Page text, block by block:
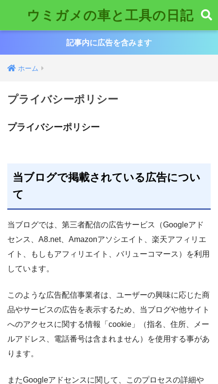
ウミガメの車と工具の日記
記事内に広告を含みます
ホーム
プライバシーポリシー
プライバシーポリシー
当ブログで掲載されている広告につい
て
当ブログでは、第三者配信の広告サービス（Googleアド
センス、A8.net、Amazonアソシエイト、楽天アフィリエ
イト、もしもアフィリエイト、バリューコマース）を利用
しています。
このような広告配信事業者は、ユーザーの興味に応じた商
品やサービスの広告を表示するため、当ブログや他サイト
へのアクセスに関する情報「cookie」（指名、住所、メー
ルアドレス、電話番号は含まれません）を使用する事があ
ります。
またGoogleアドセンスに関して、このプロセスの詳細や